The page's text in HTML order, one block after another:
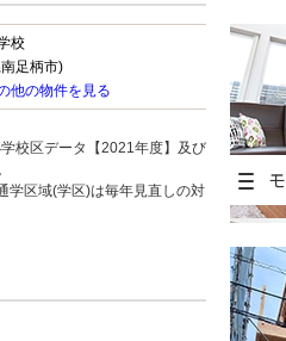
校
足柄市)
他の物件を見る
校区データ【2021年度】及び
学区域(学区)は毎年見直しの対